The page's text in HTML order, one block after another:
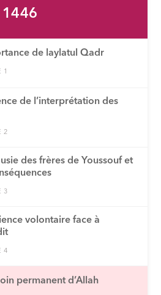
1446
de laylatul Qadr
1
de l’interprétation des
2
des frères de Youssouf et
3
volontaire face à
4
permanent d’Allah